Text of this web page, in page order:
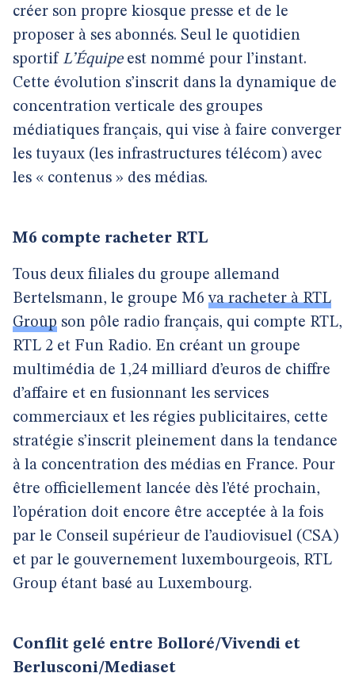
créer son propre kiosque presse et de le
proposer à ses abonnés. Seul le quotidien
sportif L’Équipeest nommé pour l’instant.
Cette évolution s’inscrit dans la dynamique de
concentration verticale des groupes
médiatiques français, qui vise à faire converger
les tuyaux (les infrastructures télécom) avec
les « contenus » des médias.
M6 compte racheter RTL
Tous deux filiales du groupe allemand
Bertelsmann, le groupe M6va racheter à RTL
Group son pôle radio français, qui compte RTL,
RTL 2 et Fun Radio. En créant un groupe
multimédia de 1,24 milliard d’euros de chiffre
d’affaire et en fusionnant les services
commerciaux et les régies publicitaires, cette
stratégie s’inscrit pleinement dans la tendance
à la concentration des médias en France. Pour
être officiellement lancée dès l’été prochain,
l’opération doit encore être acceptée à la fois
par le Conseil supérieur de l’audiovisuel (CSA)
et par le gouvernement luxembourgeois, RTL
Group étant basé au Luxembourg.
Conflit gelé entre Bolloré/Vivendi et
Berlusconi/Mediaset